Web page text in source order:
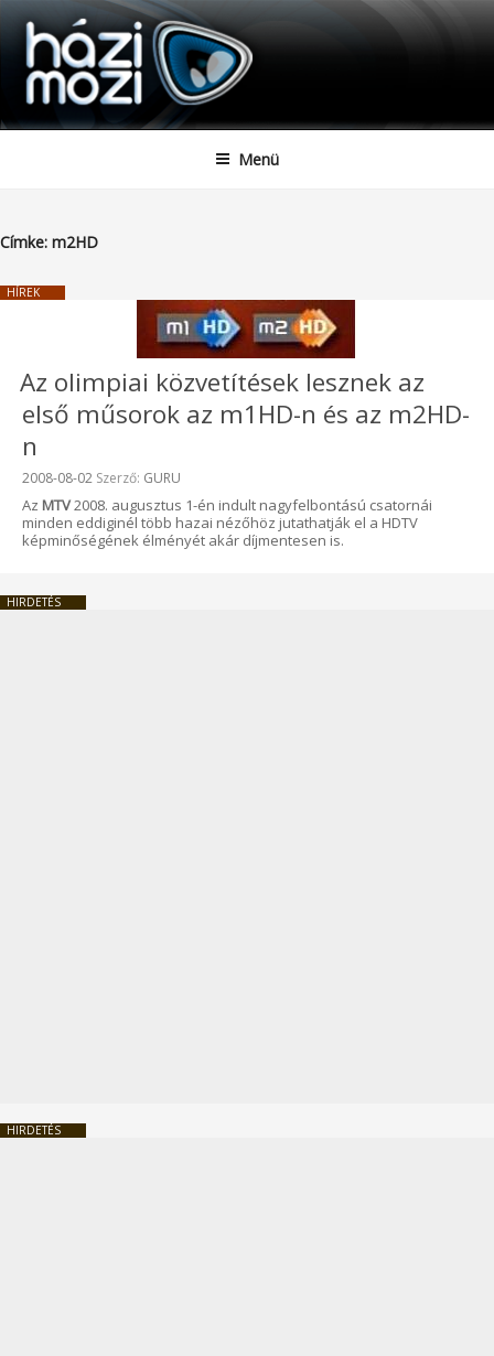
Tartalomhoz
HAZIMOZI
Menü
Címke: m2HD
HÍREK
Az olimpiai közvetítések lesznek az
első műsorok az m1HD-n és az m2HD-
n
Beküldve:
2008-08-02 Szerző: GURU
Az MTV2008. augusztus 1-én indult nagyfelbontású csatornái
minden eddiginél több hazai nézőhöz jutathatják el a HDTV
képminőségének élményét akár díjmentesen is.
HIRDETÉS
HIRDETÉS